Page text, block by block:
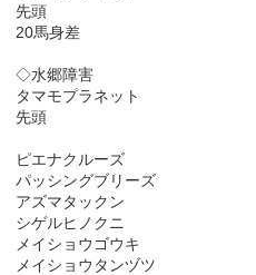
先頭
20馬身差
◇水郷障害
タマモプラネット
先頭
ピエナクルーズ
パッシングブリーズ
アズマタックン
シゲルヒノクニ
メイショウゴウキ
メイショウタンヅツ